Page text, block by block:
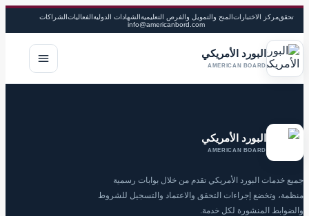
تحققمركز الاختباراتالمنح والتمويل والفرص التعليميةالشهادات الدوليةالفعالياتالشراكات
info@americanbord.com
البورد الأمريكي
AMERICAN BOARD
البورد الأمريكي
AMERICAN BOARD
جميع خدمات البورد الأمريكي تقدم من خلال بوابات رسمية
منظمة، وتخضع إجراءات التحقق والاعتماد والتسجيل للشروط
والضوابط المنشورة لكل خدمة.